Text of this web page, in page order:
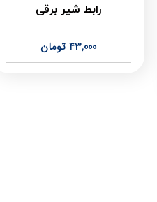
رابط شیر برقی
43,000 تومان